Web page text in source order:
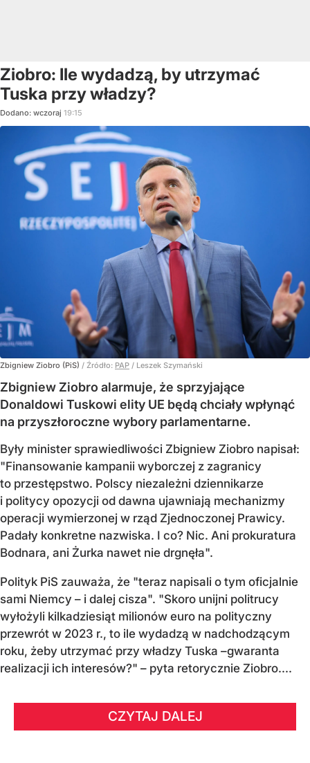
Ziobro: Ile wydadzą, by utrzymać
Tuska przy władzy?
Dodano: wczoraj 19:15
Zbigniew Ziobro (PiS) / Źródło: PAP / Leszek Szymański
Zbigniew Ziobro alarmuje, że sprzyjające
Donaldowi Tuskowi elity UE będą chciały wpłynąć
na przyszłoroczne wybory parlamentarne.
Były minister sprawiedliwości Zbigniew Ziobro napisał:
"Finansowanie kampanii wyborczej z zagranicy
to przestępstwo. Polscy niezależni dziennikarze
i politycy opozycji od dawna ujawniają mechanizmy
operacji wymierzonej w rząd Zjednoczonej Prawicy.
Padały konkretne nazwiska. I co? Nic. Ani prokuratura
Bodnara, ani Żurka nawet nie drgnęła".
Polityk PiS zauważa, że "teraz napisali o tym oficjalnie
sami Niemcy – i dalej cisza". "Skoro unijni politrucy
wyłożyli kilkadziesiąt milionów euro na polityczny
przewrót w 2023 r., to ile wydadzą w nadchodzącym
roku, żeby utrzymać przy władzy Tuska –gwaranta
realizacji ich interesów?" – pyta retorycznie Ziobro....
CZYTAJ DALEJ